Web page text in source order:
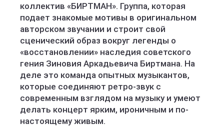
коллектив «БИРТМАН». Группа, которая
подает знакомые мотивы в оригинальном
авторском звучании и строит свой
сценический образ вокруг легенды о
«восстановлении» наследия советского
гения Зиновия Аркадьевича Биртмана. На
деле это команда опытных музыкантов,
которые соединяют ретро-звук с
современным взглядом на музыку и умеют
делать концерт ярким, ироничным и по-
настоящему живым.